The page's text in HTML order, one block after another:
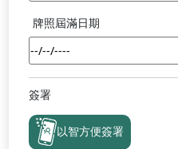
牌照屆滿日期
簽署
iAMSmartSign2
以智方便簽署